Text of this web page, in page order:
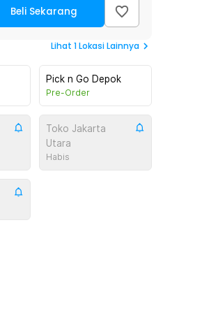
Beli Sekarang
Lihat 1Lokasi Lainnya
Pick n Go Depok
Pre-Order
Toko Jakarta
Utara
Habis